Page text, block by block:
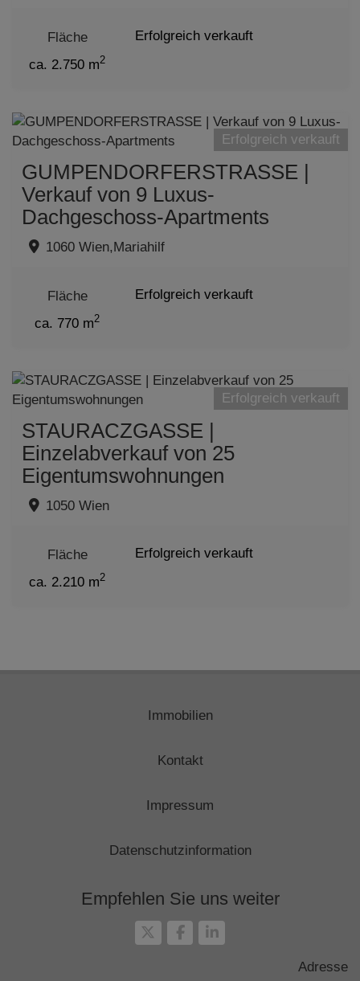
Fläche
ca. 2.750 m2
Erfolgreich verkauft
Erfolgreich verkauft
GUMPENDORFERSTRASSE |
Verkauf von 9 Luxus-
Dachgeschoss-Apartments
1060 Wien,Mariahilf
Fläche
ca. 770 m2
Erfolgreich verkauft
Erfolgreich verkauft
STAURACZGASSE |
Einzelabverkauf von 25
Eigentumswohnungen
1050 Wien
Fläche
ca. 2.210 m2
Erfolgreich verkauft
Immobilien
Kontakt
Impressum
Datenschutzinformation
Empfehlen Sie uns weiter
Adresse